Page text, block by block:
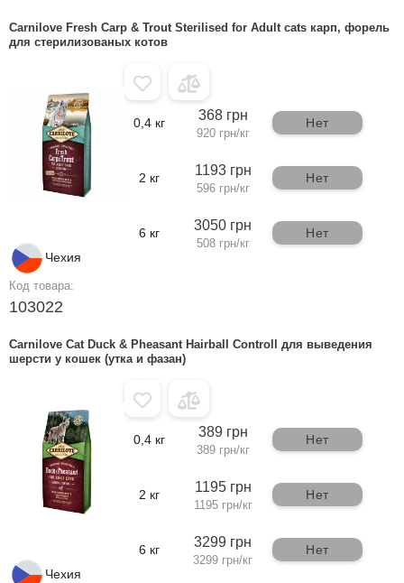
Carnilove Fresh Carp & Trout Sterilised for Adult cats карп, форель
для стерилизованых котов
Чехия
Код товара:
103022
0,4 кг 368 грн
920 грн/кг
Нет
2 кг 1193 грн
596 грн/кг
Нет
6 кг 3050 грн
508 грн/кг
Нет
Carnilove Cat Duck & Pheasant Hairball Controll для выведения
шерсти у кошек (утка и фазан)
Чехия
0,4 кг 389 грн
389 грн/кг
Нет
2 кг 1195 грн
1195 грн/кг
Нет
6 кг 3299 грн
3299 грн/кг
Нет